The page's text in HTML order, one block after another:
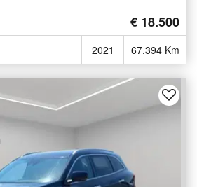
€ 18.500
2021 67.394 Km